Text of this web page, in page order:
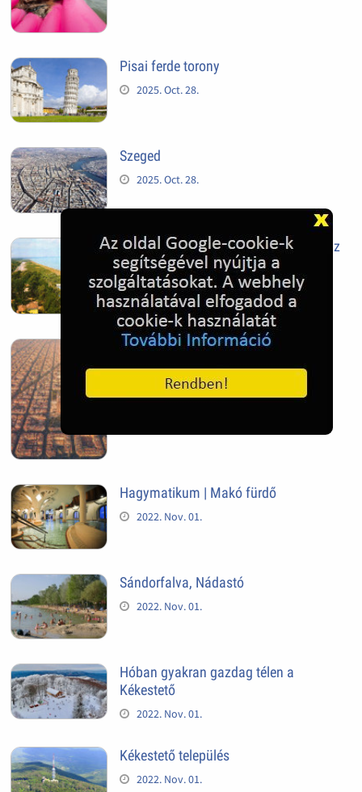
Pisai ferde torony
2025. Oct. 28.
Szeged
2025. Oct. 28.
Siófok, mielőtt beépült az Aranypart az
1970-es évek elején
2024. Nov. 17.
Barcelona, Spanyolország
2022. Dec. 04.
Hagymatikum | Makó fürdő
2022. Nov. 01.
Sándorfalva, Nádastó
2022. Nov. 01.
Hóban gyakran gazdag télen a
Kékestető
2022. Nov. 01.
Kékestető település
2022. Nov. 01.